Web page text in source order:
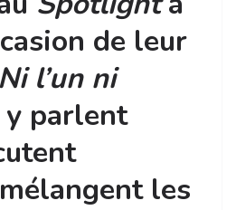
de leur
Ni l’un ni
parlent
les